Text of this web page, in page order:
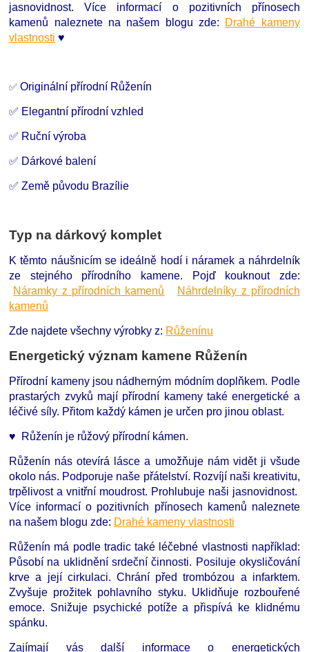
jasnovidnost. Více informací o pozitivních přínosech
kamenů naleznete na našem blogu zde: Drahé kameny
vlastnosti ♥
✅Originální přírodní Růženín
✅ Elegantní přírodní vzhled
✅ Ruční výroba
✅ Dárkové balení
✅ Země původu Brazílie
Typ na dárkový komplet
K těmto náušnicím se ideálně hodí i náramek a náhrdelník
ze stejného přírodního kamene. Pojď kouknout zde:
Náramky z přírodních kamenů
Náhrdelníky z přírodních
kamenů
Zde najdete všechny výrobky z: Růženínu
Energetický význam kamene Růženín
Přírodní kameny jsou nádherným módním doplňkem. Podle
prastarých zvyků mají přírodní kameny také energetické a
léčivé síly. Přitom každý kámen je určen pro jinou oblast.
♥ Růženín je růžový přírodní kámen.
Růženín nás otevírá lásce a umožňuje nám vidět ji všude
okolo nás. Podporuje naše přátelství. Rozvíjí naši kreativitu,
trpělivost a vnitřní moudrost. Prohlubuje naši jasnovidnost.
Více informací o pozitivních přínosech kamenů naleznete
na našem blogu zde: Drahé kameny vlastnosti
Růženín má podle tradic také léčebné vlastnosti například:
Působí na uklidnění srdeční činnosti. Posiluje okysličování
krve a její cirkulaci. Chrání před trombózou a infarktem.
Zvyšuje prožitek pohlavního styku. Uklidňuje rozbouřené
emoce. Snižuje psychické potíže a přispívá ke klidnému
spánku.
Zajímají vás další informace o energetických